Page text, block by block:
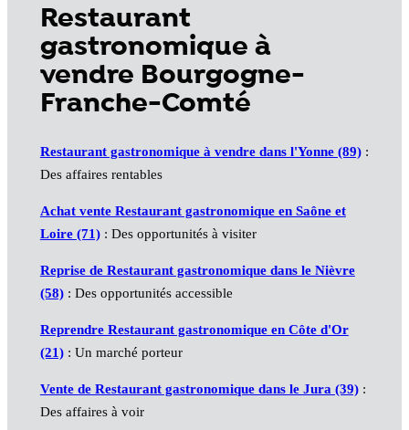
Restaurant
gastronomique à
vendre Bourgogne-
Franche-Comté
Restaurant gastronomique à vendre dans l'Yonne (89):
Des affaires rentables
Achat vente Restaurant gastronomique en Saône et
Loire (71): Des opportunités à visiter
Reprise de Restaurant gastronomique dans le Nièvre
(58): Des opportunités accessible
Reprendre Restaurant gastronomique en Côte d'Or
(21): Un marché porteur
Vente de Restaurant gastronomique dans le Jura (39):
Des affaires à voir